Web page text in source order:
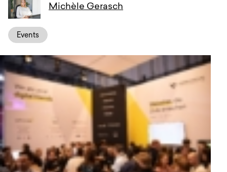
Anfrage
Michèle Gerasch
Events